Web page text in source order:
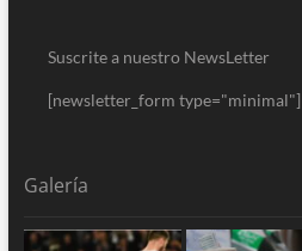
Suscrite a nuestro NewsLetter
[newsletter_form type="minimal"]
Galería